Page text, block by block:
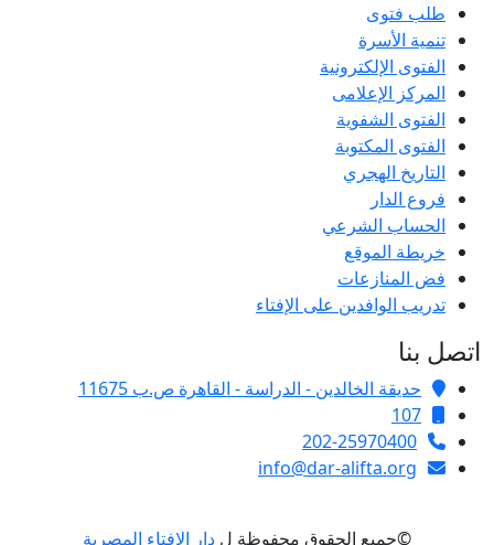
طلب فتوى
تنمية الأسرة
الفتوى الإلكترونية
المركز الإعلامى
الفتوى الشفوية
الفتوى المكتوبة
التاريخ الهجري
فروع الدار
الحساب الشرعي
خريطة الموقع
فض المنازعات
تدريب الوافدين على الإفتاء
بنا
حديقة الخالدين - الدراسة - القاهرة ص.ب 11675
107
202-25970400
info@dar-alifta.org
©جميع الحقوق محفوظة لدار الإفتاء المصرية